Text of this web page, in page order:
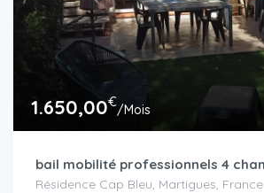
1.650,00€/Mois
Résidence Cap Bleu, Martigues, France